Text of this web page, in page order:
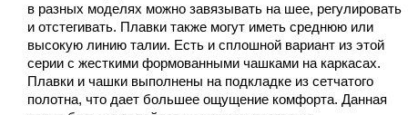
в разных моделях можно завязывать на шее, регулировать
и отстегивать. Плавки также могут иметь среднюю или
высокую линию талии. Есть и сплошной вариант из этой
серии с жесткими формованными чашками на каркасах.
Плавки и чашки выполнены на подкладке из сетчатого
полотна, что дает большее ощущение комфорта. Данная